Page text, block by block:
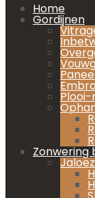
Home
Gordijnen
Zonwering